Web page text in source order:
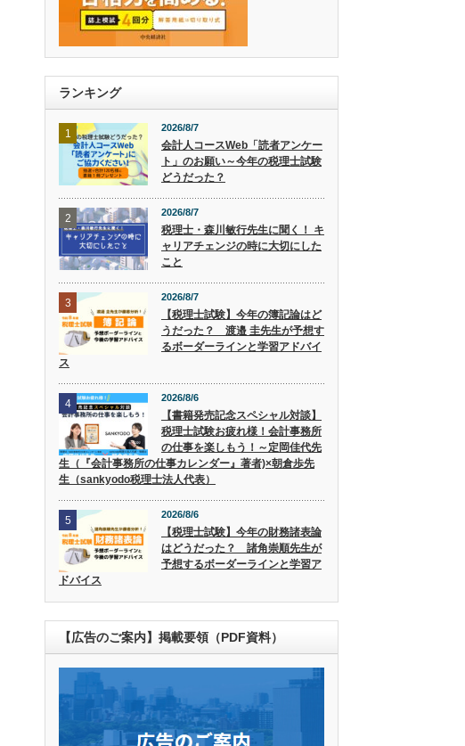
ランキング
1 2026/8/7
会計人コースWeb「読者アンケー
ト」のお願い～今年の税理士試験
どうだった？
2 2026/8/7
税理士・森川敏行先生に聞く！ キ
ャリアチェンジの時に大切にした
こと
3 2026/8/7
【税理士試験】今年の簿記論はど
うだった？ 渡邉 圭先生が予想す
るボーダーラインと学習アドバイ
ス
4 2026/8/6
【書籍発売記念スペシャル対談】
税理士試験お疲れ様！会計事務所
の仕事を楽しもう！～定岡佳代先
生（『会計事務所の仕事カレンダー』著者)×朝倉歩先
生（sankyodo税理士法人代表）
5 2026/8/6
【税理士試験】今年の財務諸表論
はどうだった？ 諸角崇順先生が
予想するボーダーラインと学習ア
ドバイス
【広告のご案内】掲載要領（PDF資料）